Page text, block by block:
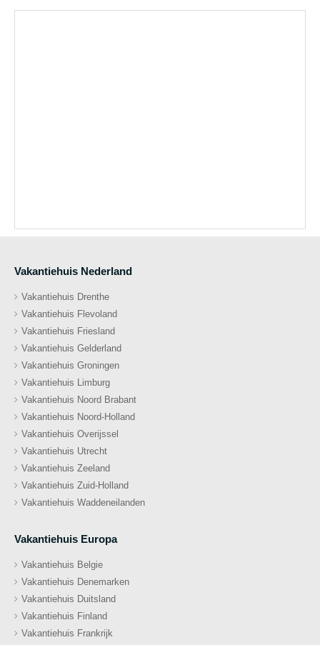
Vakantiehuis Nederland
Vakantiehuis Drenthe
Vakantiehuis Flevoland
Vakantiehuis Friesland
Vakantiehuis Gelderland
Vakantiehuis Groningen
Vakantiehuis Limburg
Vakantiehuis Noord Brabant
Vakantiehuis Noord-Holland
Vakantiehuis Overijssel
Vakantiehuis Utrecht
Vakantiehuis Zeeland
Vakantiehuis Zuid-Holland
Vakantiehuis Waddeneilanden
Vakantiehuis Europa
Vakantiehuis Belgie
Vakantiehuis Denemarken
Vakantiehuis Duitsland
Vakantiehuis Finland
Vakantiehuis Frankrijk